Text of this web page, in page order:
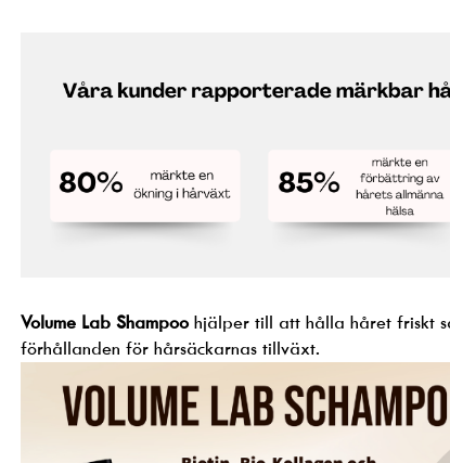
Volume Lab Shampoo hjälper till att hålla håret friskt
förhållanden för hårsäckarnas tillväxt.